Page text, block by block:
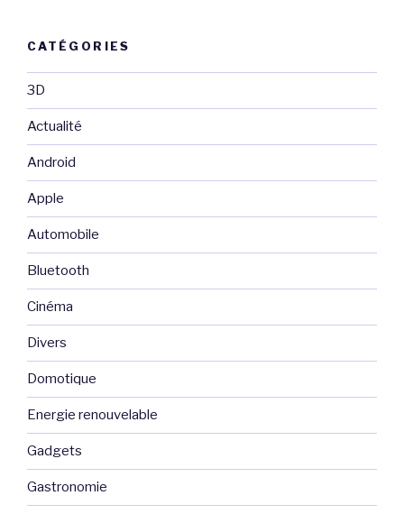
CATÉGORIES
3D
Actualité
Android
Apple
Automobile
Bluetooth
Cinéma
Divers
Domotique
Energie renouvelable
Gadgets
Gastronomie